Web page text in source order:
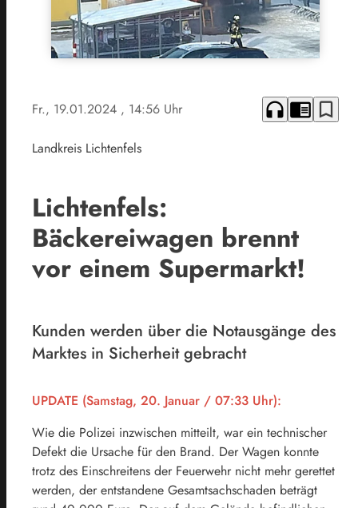
Fr., 19.01.2024 , 14:56 Uhr headphones chrome_reader_mode bookmark_border
Landkreis Lichtenfels
Lichtenfels:
Bäckereiwagen brennt
vor einem Supermarkt!
Kunden werden über die Notausgänge des
Marktes in Sicherheit gebracht
UPDATE (Samstag, 20. Januar / 07:33 Uhr):
Wie die Polizei inzwischen mitteilt, war ein technischer
Defekt die Ursache für den Brand. Der Wagen konnte
trotz des Einschreitens der Feuerwehr nicht mehr gerettet
werden, der entstandene Gesamtsachschaden beträgt